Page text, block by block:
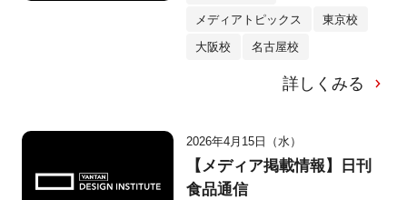
メディアトピックス 東京校
大阪校 名古屋校
詳しくみる
2026年4月15日（水）
【メディア掲載情報】日刊
食品通信